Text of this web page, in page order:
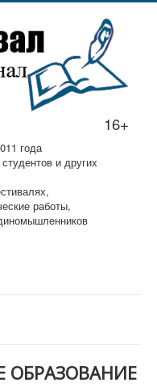
16+
года
и других
работы,
ОБРАЗОВАНИЕ